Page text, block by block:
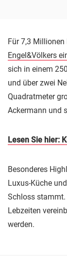
Für 7,3
Engel&Völkers
sich in einem
und über zwei
Quadratmeter
Ackermann und
Lesen Sie hier:
Besonderes
Luxus-Küche
Schloss stammt.
Lebzeiten
werden.